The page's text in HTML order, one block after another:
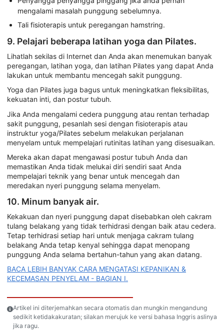
mengalami masalah punggung sebelumnya.
Tali fisioterapis untuk peregangan hamstring.
9. Pelajari beberapa latihan yoga dan Pilates.
Lihatlah sekilas di Internet dan Anda akan menemukan banyak
peregangan, latihan yoga, dan latihan Pilates yang dapat Anda
lakukan untuk membantu mencegah sakit punggung.
Yoga dan Pilates juga bagus untuk meningkatkan fleksibilitas,
kekuatan inti, dan postur tubuh.
Jika Anda mengalami cedera punggung atau rentan terhadap
sakit punggung, pesanlah sesi dengan fisioterapis atau
instruktur yoga/Pilates sebelum melakukan perjalanan
menyelam untuk mempelajari rutinitas latihan yang disesuaikan.
Mereka akan dapat mengawasi postur tubuh Anda dan
memastikan Anda tidak melukai diri sendiri saat Anda
mempelajari teknik yang benar untuk mencegah dan
meredakan nyeri punggung selama menyelam.
10. Minum banyak air.
Kekakuan dan nyeri punggung dapat disebabkan oleh cakram
tulang belakang yang tidak terhidrasi dengan baik atau cedera.
Tetap terhidrasi setiap hari untuk menjaga cakram tulang
belakang Anda tetap kenyal sehingga dapat menopang
punggung Anda selama bertahun-tahun yang akan datang.
BACA LEBIH BANYAK CARA MENGATASI KEPANIKAN &
KECEMASAN PENYELAM - BAGIAN I.
Artikel ini diterjemahkan secara otomatis dan mungkin mengandung
sedikit ketidakakuratan; silakan merujuk ke versi bahasa Inggris aslinya
jika ragu.